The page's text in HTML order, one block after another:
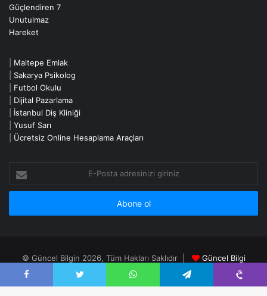
Maltepe Emlak
Sakarya Psikolog
Futbol Okulu
Dijital Pazarlama
İstanbul Diş Kliniği
Yusuf Sarı
Ücretsiz Online Hesaplama Araçları
Posta
adresinizi
© Güncel Bilgin 2026, Tüm Hakları Saklıdır |
Güncel Bilgi
Portalı
Gizlilik Politikası - Privacy Policy |İletişim - Contact
Facebook
Twitter WhatsApp Telegram Viber